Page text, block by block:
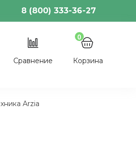
8 (800) 333-36-27
Сравнение
0
Корзина
Arzia